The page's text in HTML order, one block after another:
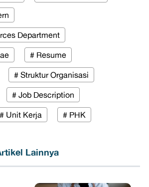
Department
# Resume
# Struktur Organisasi
# Job Description
# Unit Kerja # PHK
Lainnya